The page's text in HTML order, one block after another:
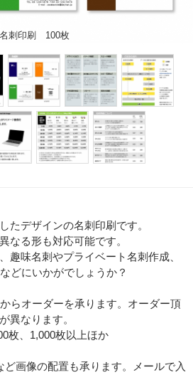
名刺印刷 100枚
たデザインの名刺印刷です。
なる形も対応可能です。
趣味名刺やプライベート名刺作成、
どにいかがでしょうか？
らオーダーを承ります。オーダー頂
異なります。
枚、1,000枚以上ほか
ど画像の配置も承ります。メールで入